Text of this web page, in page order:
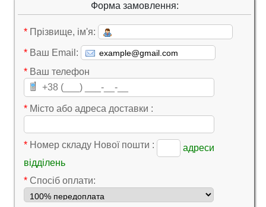
Форма замовлення:
* Прізвище, ім'я:
* Ваш Email:
* Ваш телефон
* Місто або адреса доставки :
* Номер складу Нової пошти :
адреси
відділень
* Cпосіб оплати: